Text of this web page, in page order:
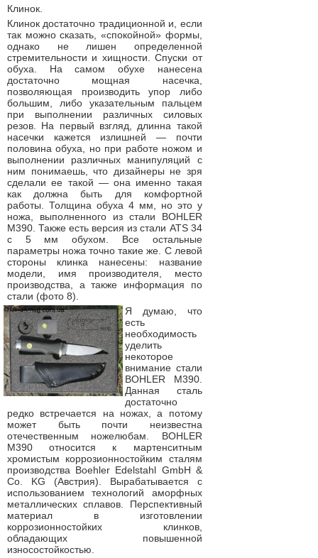
Клинок.
Клинок достаточно традиционной и, если
так можно сказать, «спокойной» формы,
однако не лишен определенной
стремительности и хищности. Спуски от
обуха. На самом обухе нанесена
достаточно мощная насечка,
позволяющая производить упор либо
большим, либо указательным пальцем
при выполнении различных силовых
резов. На первый взгляд, длинна такой
насечки кажется излишней — почти
половина обуха, но при работе ножом и
выполнении различных манипуляций с
ним понимаешь, что дизайнеры не зря
сделали ее такой — она именно такая
как должна быть для комфортной
работы. Толщина обуха 4 мм, но это у
ножа, выполненного из стали BOHLER
M390. Также есть версия из стали ATS 34
с 5 мм обухом. Все остальные
параметры ножа точно такие же. С левой
стороны клинка нанесены: название
модели, имя производителя, место
производства, а также информация по
стали (фото 8).
Я думаю, что
есть
необходимость
уделить
некоторое
внимание стали
BOHLER M390.
Данная сталь
достаточно
редко встречается на ножах, а потому
может быть почти неизвестна
отечественным ножелюбам. BOHLER
M390 относится к мартенситным
хромистым коррозионностойким сталям
производства Boehler Edelstahl GmbH &
Co. KG (Австрия). Вырабатывается с
использованием технологий аморфных
металлических сплавов. Перспективный
материал в изготовлении
коррозионностойких клинков,
обладающих повышенной
износостойкостью.